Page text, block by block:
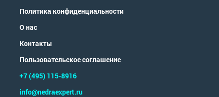
Политика конфиденциальности
О нас
Контакты
Пользовательское соглашение
+7 (495) 115-8916
info@nedraexpert.ru